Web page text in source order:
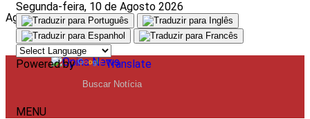
Aguarde, carregando...
Segunda-feira, 10 de Agosto 2026
Powered by Translate
MENU